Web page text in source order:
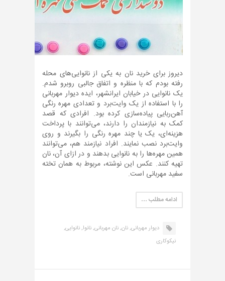
دیروز برای خرید نان به یکی از نانوایی‌های محله
رفته بودم که با منظره و اتفاق جالبی روبرو شدم.
یک نانوایی در خیابان ایرانشهر، ایده دیوار مهربانی
را با استفاده از یک وایت‌برد و تعدادی مهره رنگی
آهن‌ربایی پیاده‌سازی کرده بود. افرادی که قصد
کمک به نیازمندان را دارند، می‌توانند با پرداخت
هزینه‌ای، یک یا چند مهره رنگی را بگیرند و روی
وایت‌برد نصب نمایند. افراد نیازمند هم، می‌توانند
همین مهره‌ها را به نانوایی بدهند و در ازای آن، نان
تهیه کنند. عکس این نوشته، مربوط به همان تخته
سفید مهربانی است.
ادامه مطلب …
دیوار مهربانی,نان,نان مهربانی,نانوا,نانوایی,
نیکوکاری